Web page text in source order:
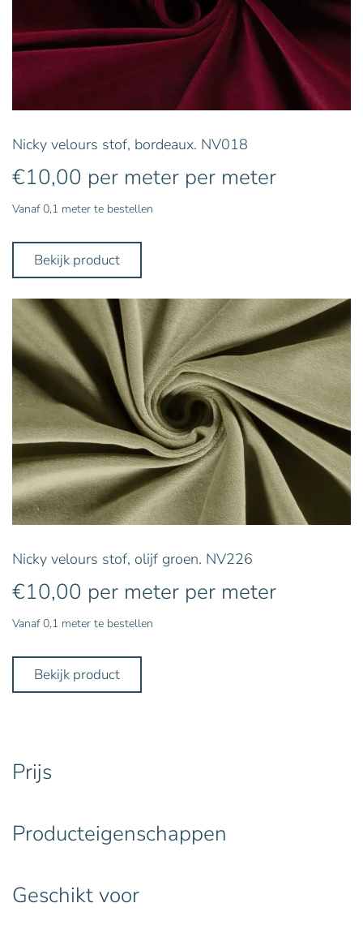
Nicky velours stof, bordeaux. NV018
€10,00 per meter per meter
Vanaf 0,1 meter te bestellen
Bekijk product
Nicky velours stof, olijf groen. NV226
€10,00 per meter per meter
Vanaf 0,1 meter te bestellen
Bekijk product
Prijs
Producteigenschappen
Geschikt voor